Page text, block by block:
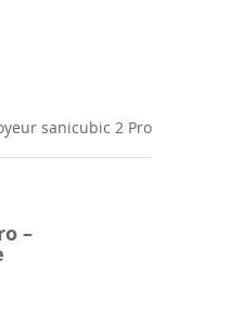
sanicubic 2 Pro
–